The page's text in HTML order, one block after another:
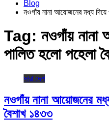
Blog
নওগাঁয় নানা আয়োজনের মধ্য
Tag: নওগাঁয় নানা
পালিত হলো পহেলা
সারা দেশ
নওগাঁয় নানা আয়োজনের
বৈশাখ ১৪৩৩